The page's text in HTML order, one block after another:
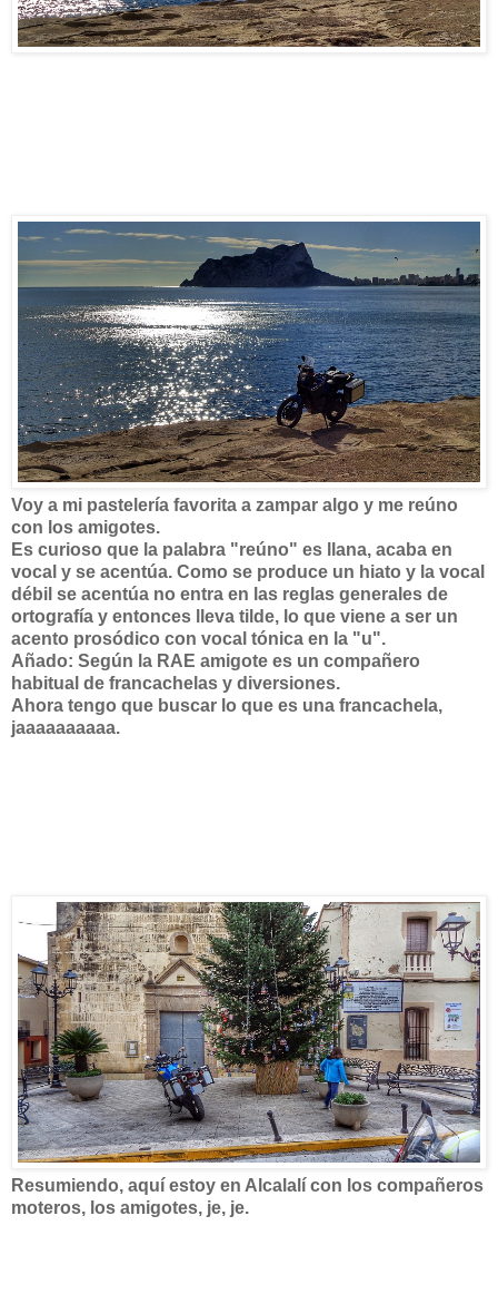
Voy a mi pastelería favorita a zampar algo y me reúno
con los amigotes.
Es curioso que la palabra "reúno" es llana, acaba en
vocal y se acentúa. Como se produce un hiato y la vocal
débil se acentúa no entra en las reglas generales de
ortografía y entonces lleva tilde, lo que viene a ser un
acento prosódico con vocal tónica en la "u".
Añado: Según la RAE amigote es un compañero
habitual de francachelas y diversiones.
Ahora tengo que buscar lo que es una francachela,
jaaaaaaaaaa.
Resumiendo, aquí estoy en Alcalalí con los compañeros
moteros, los amigotes, je, je.